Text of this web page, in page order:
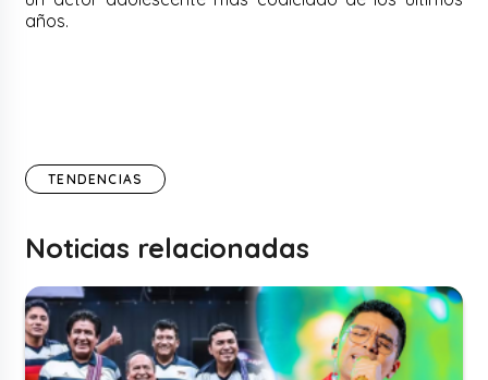
años.
TENDENCIAS
Noticias relacionadas